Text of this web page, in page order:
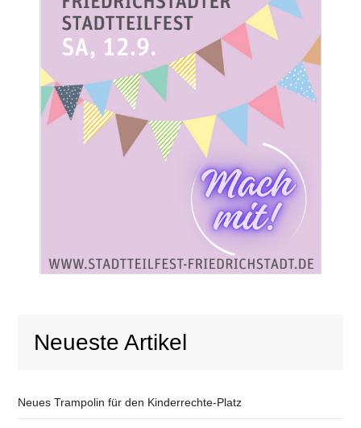
Neueste Artikel
Neues Trampolin für den Kinderrechte-Platz